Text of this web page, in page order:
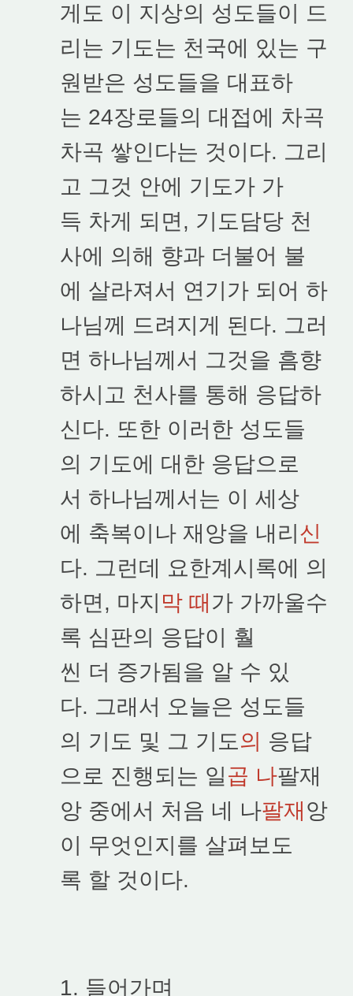
게도 이 지상의 성도들이 드
리는 기도는 천국에 있는 구
원받은 성도들을 대표하
는 24장로들의 대접에 차곡
차곡 쌓인다는 것이다. 그리
고 그것 안에 기도가 가
득 차게 되면, 기도담당 천
사에 의해 향과 더불어 불
에 살라져서 연기가 되어 하
나님께 드려지게 된다. 그러
면 하나님께서 그것을 흠향
하시고 천사를 통해 응답하
신다. 또한 이러한 성도들
의 기도에 대한 응답으로
서 하나님께서는 이 세상
에 축복이나 재앙을 내리 신
다. 그런데 요한계시록에 의
하면, 마지 막 때 가 가까울수
록 심판의 응답이 훨
씬 더 증가됨을 알 수 있
다. 그래서 오늘은 성도들
의 기도 및 그 기도의 응답
으로 진행되는 일곱 나팔재
앙 중에서 처음 네 나팔재 앙
이 무엇인지를 살펴보도
록 할 것이다.
1. 들어가며